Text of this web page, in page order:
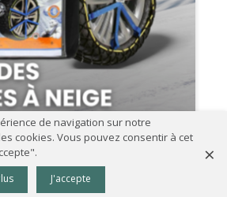
ses chaînes à neige ?
de navigation sur notre
cookies. Vous pouvez consentir à cet
J'accepte
×